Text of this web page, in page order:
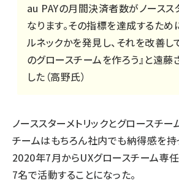
au PAYの月間決済者数がノースス
なります。その指標を達成するため
ルネックかを発見し、それを改善し
のグロースチームを作ろう』と遠
した（高野氏）
ノーススターメトリックとグロースチー
チームはもちろん社内でも納得感を持
2020年7月からUXグロースチーム専任
7名で活動することになった。